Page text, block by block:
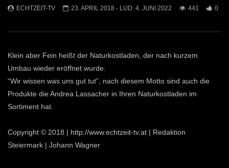
Mittendrin
814
1
Kammern
ECHTZEIT-TV 23. APRIL 2018 - LUD: 4. JUNI 2022 441 0
Klein aber Fein heißt der Naturkostladen, der nach kurzem
Umbau wieder eröffnet wurde.
“Wir wissen was uns gut tut”, nach diesem Motto sind auch die
Produkte die Andrea Lassacher in Ihren Naturkostladen im
Sortiment hat.
Copyright © 2018 | http://www.echtzeit-tv.at | Redaktion
Steiermark | Johann Wagner